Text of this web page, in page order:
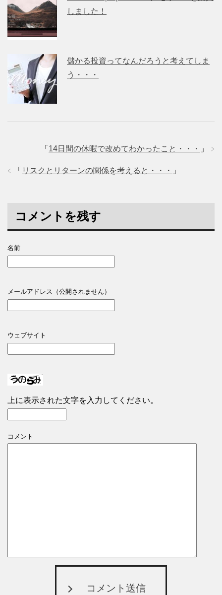
しました！
儲かる投資ってなんだろうと考えてしま
う・・・
「 14日間の休暇で改めてわかったこと・・・ 」
「 リスクとリターンの関係を考えると・・・ 」
コメントを残す
名前
メールアドレス（公開されません）
ウェブサイト
上に表示された文字を入力してください。
コメント
コメント送信